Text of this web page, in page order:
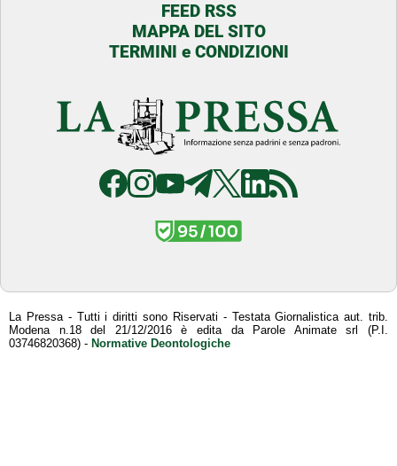
FEED RSS
MAPPA DEL SITO
TERMINI e CONDIZIONI
La Pressa - Tutti i diritti sono Riservati - Testata Giornalistica aut. trib.
Modena n.18 del 21/12/2016 è edita da Parole Animate srl (P.I.
03746820368) - Normative Deontologiche